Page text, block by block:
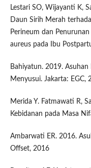
Lestari SO, Wijayanti K,
Daun Sirih Merah
Perineum dan
aureus pada Ibu
Bahiyatun. 2019. Asuhan
Menyusui. Jakarta: EGC,
Merida Y. Fatmawati R,
Kebidanan pada Masa
Ambarwati ER. 2016.
Offset, 2016